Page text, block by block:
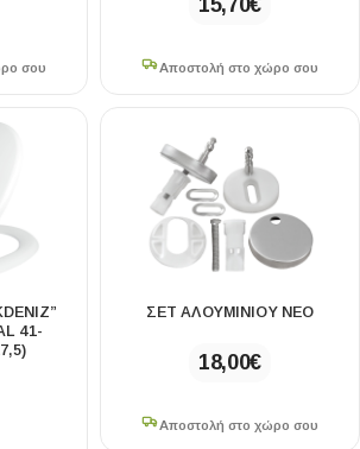
σου
15,70€
Αποστολή στο χώρο σου
41-
ΣΕΤ ΑΛΟΥΜΙΝΙΟΥ ΝΕΟ
18,00€
Αποστολή στο χώρο σου